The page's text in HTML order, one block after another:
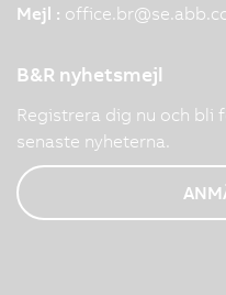
Mejl : office.br@
B&R nyhetsmejl
Registrera dig nu och bli
senaste nyheterna.